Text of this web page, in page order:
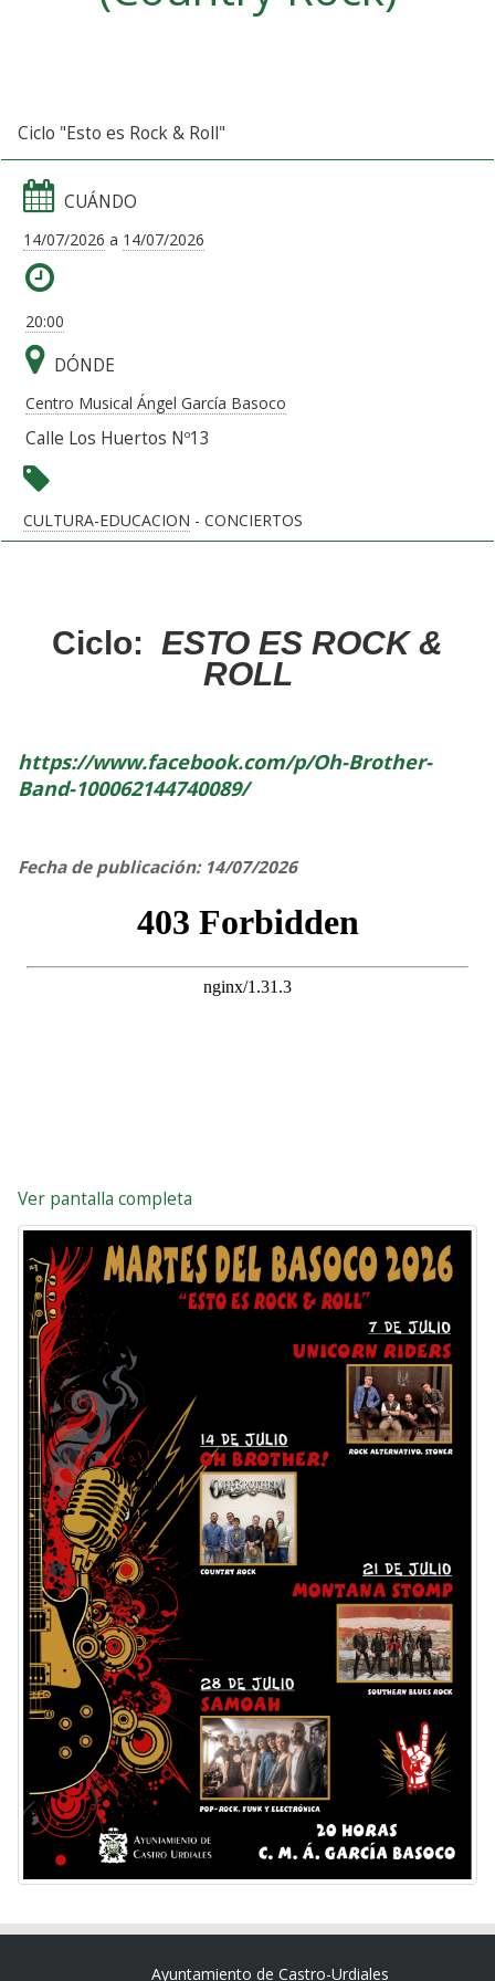
Ciclo "Esto es Rock & Roll"
CUÁNDO
14/07/2026 a 14/07/2026
20:00
DÓNDE
Centro Musical Ángel García Basoco
Calle Los Huertos Nº13
CULTURA-EDUCACION - CONCIERTOS
Ciclo: ESTO ES ROCK &
ROLL
https://www.facebook.com/p/Oh-Brother-
Band-100062144740089/
Fecha de publicación: 14/07/2026
Ver pantalla completa
Ayuntamiento de Castro-Urdiales